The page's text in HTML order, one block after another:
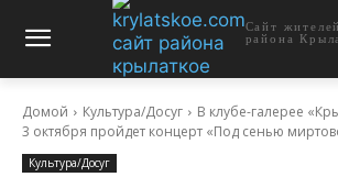
Сайт жителей
района
Домой Культура/Досуг
В клубе-галерее
3 октября пройдет концерт «Под сенью
Культура/Досуг